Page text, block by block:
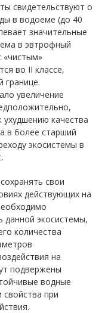
свидетельствуют о
в водоеме (до 40
значительные
в эвтрофный
«чистым»
во II классе,
границе.
увеличение
ухудшению качества
в более старший
экосистемы в
свои
действующих на
данной экосистемы,
количества
на
подвержены
водные
свойства при